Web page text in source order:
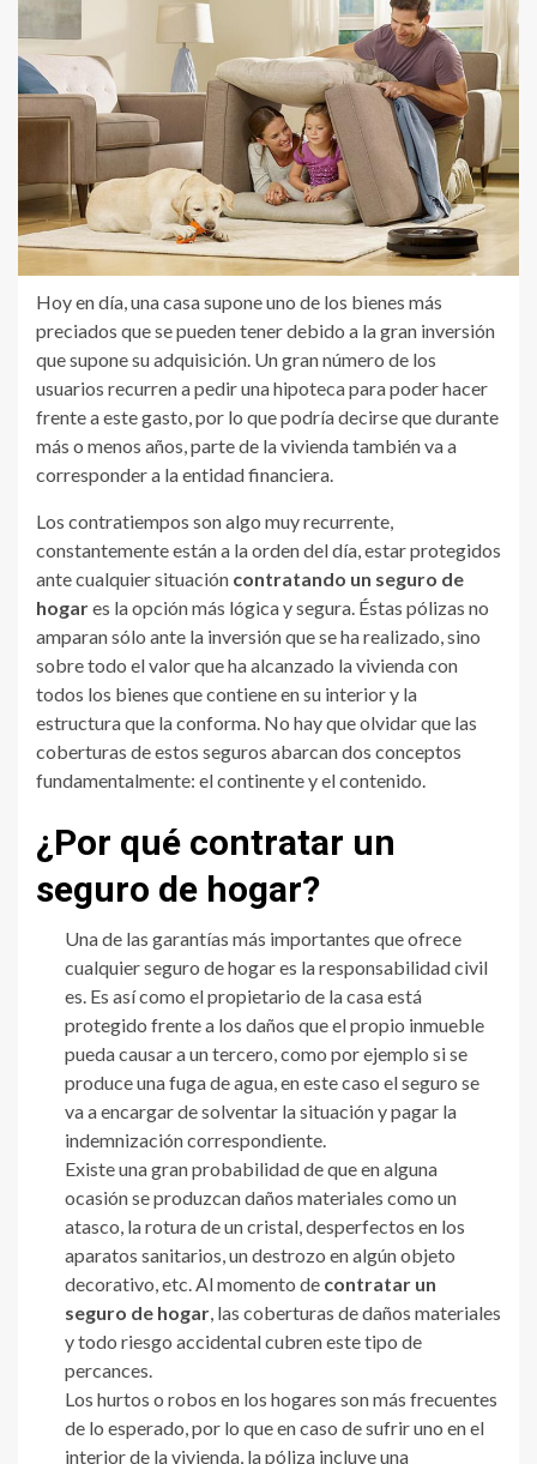
Hoy en día, una casa supone uno de los bienes más
preciados que se pueden tener debido a la gran inversión
que supone su adquisición. Un gran número de los
usuarios recurren a pedir una hipoteca para poder hacer
frente a este gasto, por lo que podría decirse que durante
más o menos años, parte de la vivienda también va a
corresponder a la entidad financiera.
Los contratiempos son algo muy recurrente,
constantemente están a la orden del día, estar protegidos
ante cualquier situación contratando un seguro de
hogares la opción más lógica y segura. Éstas pólizas no
amparan sólo ante la inversión que se ha realizado, sino
sobre todo el valor que ha alcanzado la vivienda con
todos los bienes que contiene en su interior y la
estructura que la conforma. No hay que olvidar que las
coberturas de estos seguros abarcan dos conceptos
fundamentalmente: el continente y el contenido.
¿Por qué contratar un
seguro de hogar?
Una de las garantías más importantes que ofrece
cualquier seguro de hogar es la responsabilidad civil
es. Es así como el propietario de la casa está
protegido frente a los daños que el propio inmueble
pueda causar a un tercero, como por ejemplo si se
produce una fuga de agua, en este caso el seguro se
va a encargar de solventar la situación y pagar la
indemnización correspondiente.
Existe una gran probabilidad de que en alguna
ocasión se produzcan daños materiales como un
atasco, la rotura de un cristal, desperfectos en los
aparatos sanitarios, un destrozo en algún objeto
decorativo, etc. Al momento de contratar un
seguro de hogar, las coberturas de daños materiales
y todo riesgo accidental cubren este tipo de
percances.
Los hurtos o robos en los hogares son más frecuentes
de lo esperado, por lo que en caso de sufrir uno en el
interior de la vivienda, la póliza incluye una